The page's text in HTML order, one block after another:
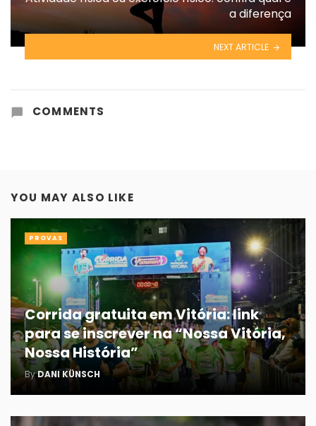
a diferença
NEXT ARTICLE
COMMENTS
YOU MAY ALSO LIKE
Corrida gratuita em Vitória: link
para se inscrever na “Nossa Vitória,
Nossa História”
ByDANI KÜNSCH
PROVAS